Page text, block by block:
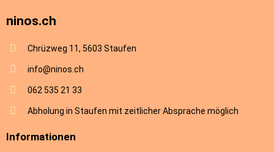
ninos.ch
Chrüzweg 11, 5603 Staufen
info@ninos.ch
062 535 21 33
Abholung in Staufen mit zeitlicher Absprache möglich
Informationen